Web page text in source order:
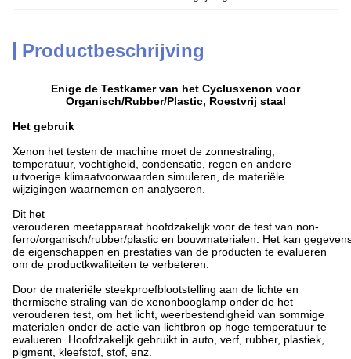
Productbeschrijving
Enige de Testkamer van het Cyclusxenon voor
Organisch/Rubber/Plastic, Roestvrij staal
Het gebruik
Xenon het testen de machine moet de zonnestraling,
temperatuur, vochtigheid, condensatie, regen en andere
uitvoerige klimaatvoorwaarden simuleren, de materiële
wijzigingen waarnemen en analyseren.
Dit het
verouderen meetapparaat hoofdzakelijk voor de test van non-
ferro/organisch/rubber/plastic en bouwmaterialen. Het kan
de eigenschappen en prestaties van de producten te evalueren
om de productkwaliteiten te verbeteren.
Door de materiële steekproefblootstelling aan de lichte en
thermische straling van de xenonbooglamp onder de het
verouderen test, om het licht, weerbestendigheid van sommige
materialen onder de actie van lichtbron op hoge temperatuur te
evalueren. Hoofdzakelijk gebruikt in auto, verf, rubber, plastiek,
pigment, kleefstof, stof, enz.